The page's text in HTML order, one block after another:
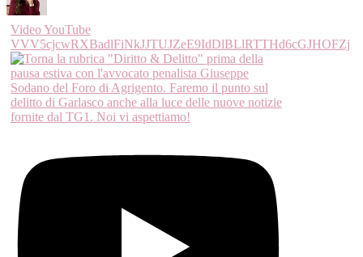
Video YouTube
VVV5cjcwRXBadlFiNkJJTUJZeE9IdDlBLlRTTHd6cGJHOFZj